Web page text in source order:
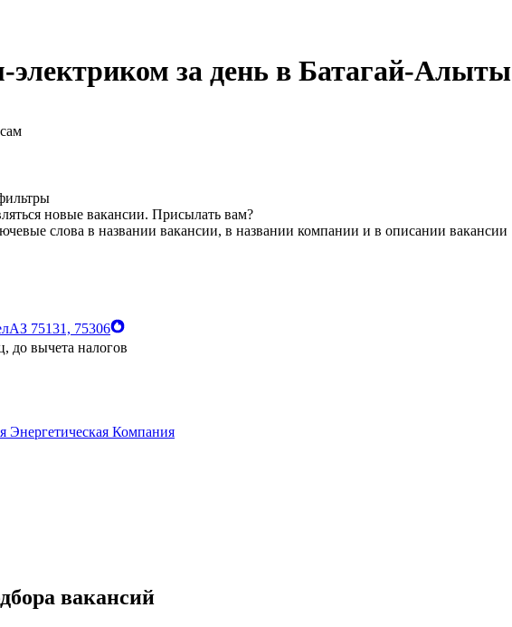
электриком за день в Батагай-Алыты
новые вакансии. Присылать вам?
слова в названии вакансии, в названии компании и в описании вакансии
75131, 75306
до вычета налогов
Компания
вакансий